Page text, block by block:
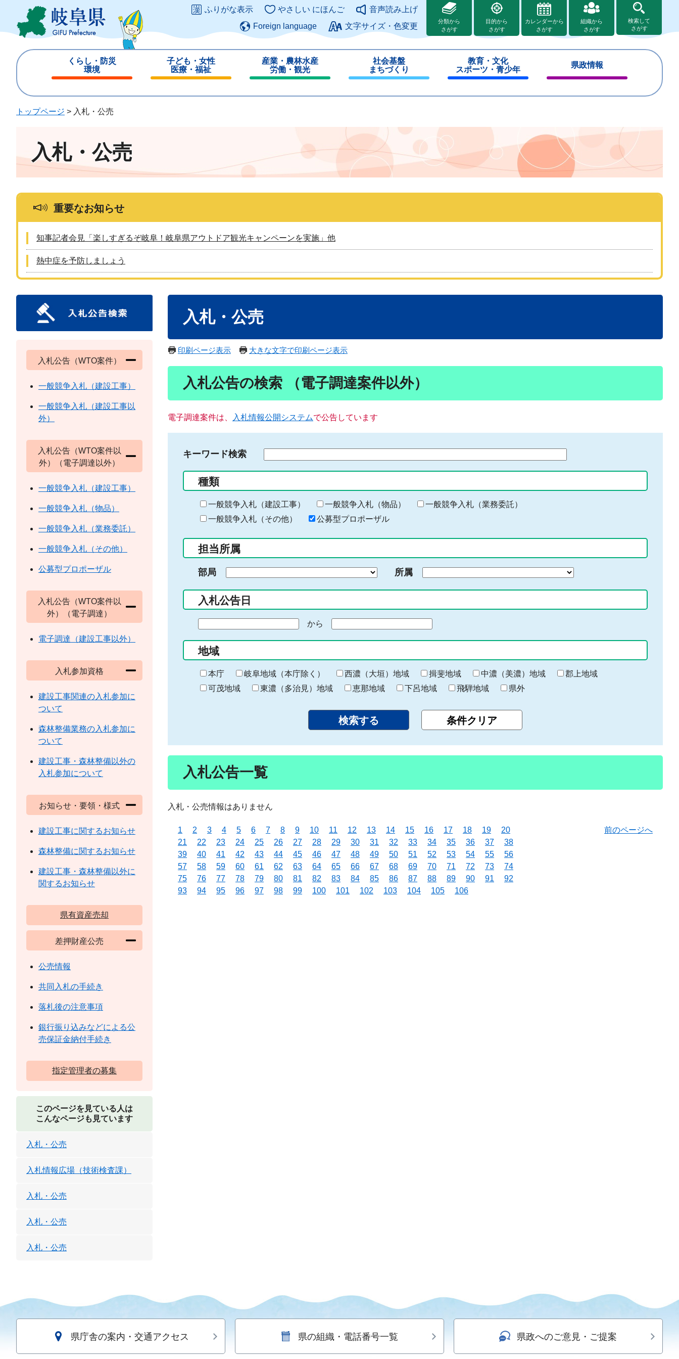
ジ
ュ
このページの本文へ
ふりがな表示 やさしい にほんご
音声読み上げ
Foreign language
文字サイズ・色変更
分類から
さがす
目的から
さがす
カレンダーから
さがす
組織から
さがす
検索して
さがす
くらし・防災
環境
じ
子ども・女性
医療・福祉
じ
産業・農林水産
労働・観光
じ
社会基盤
まちづくり
じ
教育・文化
スポーツ・青少年
じ
県政情報
じ
トップページ > 入札・公売
入札・公売
重要なお知らせ
知事記者会見「楽しすぎるぞ岐阜！岐阜県アウトドア観光キャンペーンを実施」他
熱中症を予防しましょう
入札・公売
印刷ページ表示 大きな文字で印刷ページ表示
入札公告の検索 （電子調達案件以外）
電子調達案件は、 入札情報公開システムで公告しています
キーワード検索
る
キ
ー
ー
入
力
種類
一般競争入札（建設工事） 一般競争入札（物品）
一般競争入札（業務委託）
一般競争入札（その他）
公募型プロポーザル
担当所属
部局 所属
入札公告日
の
始
ま
り
から
終
わ
り
地域
本庁 岐阜地域（本庁除く） 西濃（大垣）地域 揖斐地域 中濃（美濃）地域
郡上地域
可茂地域
東濃（多治見）地域 恵那地域 下呂地域 飛騨地域 県外
入札公告一覧
入札・公売情報はありません
1 2 3 4 5 6 7 8 9 10 11 12 13 14 15 16 17 18 19
20
21
22 23 24 25 26 27 28 29 30 31 32 33 34 35 36 37
38
39
40 41 42 43 44 45 46 47 48 49 50 51 52 53 54 55
56
57
58 59 60 61 62 63 64 65 66 67 68 69 70 71 72 73
74
75
76 77 78 79 80 81 82 83 84 85 86 87 88 89 90 91
92
93
94 95 96 97 98 99 100 101 102 103 104 105 106
前のページへ
入札公告（WTO案件）
一般競争入札（建設工事）
一般競争入札（建設工事以
外）
入札公告（WTO案件以
外）（電子調達以外）
一般競争入札（建設工事）
一般競争入札（物品）
一般競争入札（業務委託）
一般競争入札（その他）
公募型プロポーザル
入札公告（WTO案件以
外）（電子調達）
電子調達（建設工事以外）
入札参加資格
建設工事関連の入札参加に
ついて
森林整備業務の入札参加に
ついて
建設工事・森林整備以外の
入札参加について
お知らせ・要領・様式
建設工事に関するお知らせ
森林整備に関するお知らせ
建設工事・森林整備以外に
関するお知らせ
県有資産売却
差押財産公売
公売情報
共同入札の手続き
落札後の注意事項
銀行振り込みなどによる公
売保証金納付手続き
指定管理者の募集
このページを見ている人は
こんなページも見ています
入札・公売
入札情報広場（技術検査課）
入札・公売
入札・公売
入札・公売
県庁舎の案内・交通アクセス 県の組織・電話番号一覧 県政へのご意見・ご提案